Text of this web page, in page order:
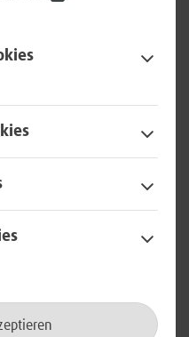
Management-
und
Aufgaben
reibungslosen
der
sind für uns
Umgang